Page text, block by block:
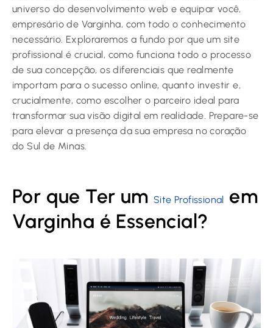
universo do desenvolvimento web e equipar você,
empresário de Varginha, com todo o conhecimento
necessário. Exploraremos a fundo por que um site
profissional é crucial, como funciona todo o processo
de sua concepção, os diferenciais que realmente
importam para o sucesso online, quanto investir e,
crucialmente, como escolher o parceiro ideal para
transformar sua visão digital em realidade. Prepare-se
para elevar a presença da sua empresa no coração
do Sul de Minas.
Por que Ter um Site Profissional em
Varginha é Essencial?